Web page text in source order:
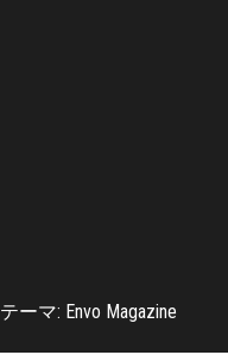
テーマ: Envo Magazine